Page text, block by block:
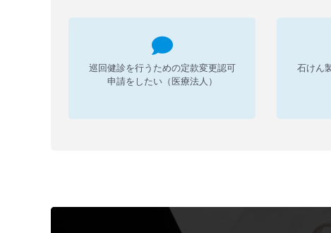
巡回健診を行うための定款変更認可
申請をしたい（医療法人）
石けん